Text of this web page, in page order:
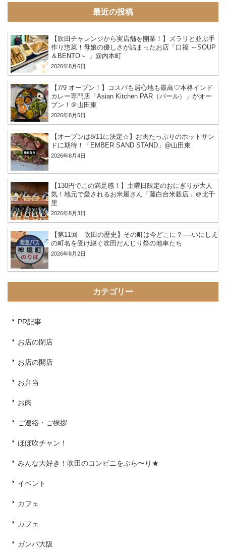
最近の投稿
【吹田チャレンジから実店舗を開業！】ズラリと並ぶ手
作り惣菜！母娘の優しさが詰まったお店「口福 ～SOUP
＆BENTO～ 」@内本町
2026年8月6日
【7/9 オープン！】コスパも居心地も最高♡本格インド
カレー専門店「Asian Kitchen PAR（パール）」がオー
プン！＠山田東
2026年8月5日
【オープンは8/11に決定☆】お肉たっぷりのホットサン
ドに期待！「EMBER SAND STAND」@山田東
2026年8月4日
【130円でこの満足感！】土曜日限定のおにぎりが大人
気！地元で愛されるお米屋さん「藤白台米穀店」＠北千
里
2026年8月3日
【第11回 吹田の歴史】その町は今どこに？──いにしえ
の町名を受け継ぐ吹田だんじり祭の地車たち
2026年8月2日
カテゴリー
PR記事
お店の閉店
お店の開店
お弁当
お肉
ご連絡・ご挨拶
ほぼ吹チャン！
みんな大好き！吹田のコンビニをぶら〜り★
イベント
カフェ
カフェ
ガンバ大阪